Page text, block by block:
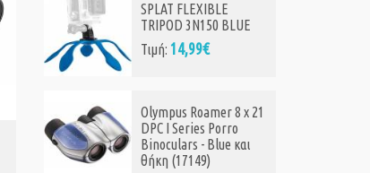
SPLAT FLEXIBLE
TRIPOD 3N150 BLUE
Τιμή: 14,99€
Olympus Roamer 8 x 21
DPC I Series Porro
Binoculars - Blue και
θήκη (17149)